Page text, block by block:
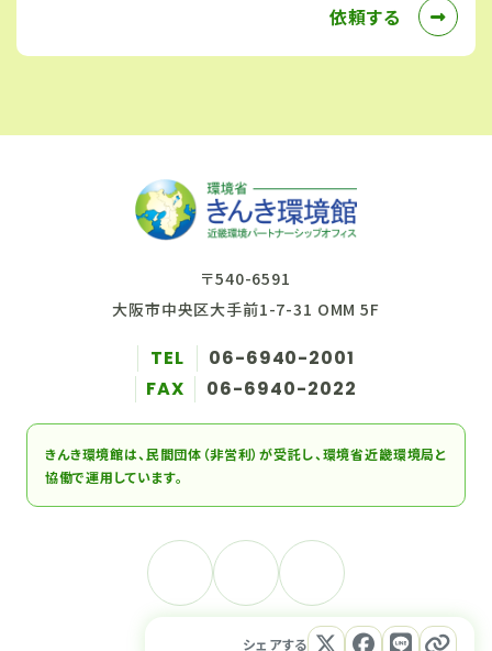
シェアする
依頼する
〒540-6591
大阪市中央区大手前1-7-31 OMM 5F
TEL
06-6940-2001
FAX
06-6940-2022
きんき環境館は、民間団体（非営利）が受託し、環境省近畿環境局と
協働で運用しています。